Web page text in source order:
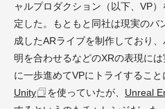
ャルプロダクション（以下、VP
定した。もともと同社は現実のバ
成したARライブを制作しており
明を合わせるなどのXRの表現に
に一歩進めてVPにトライするこ
Unity
を使っていたが、 Unreal